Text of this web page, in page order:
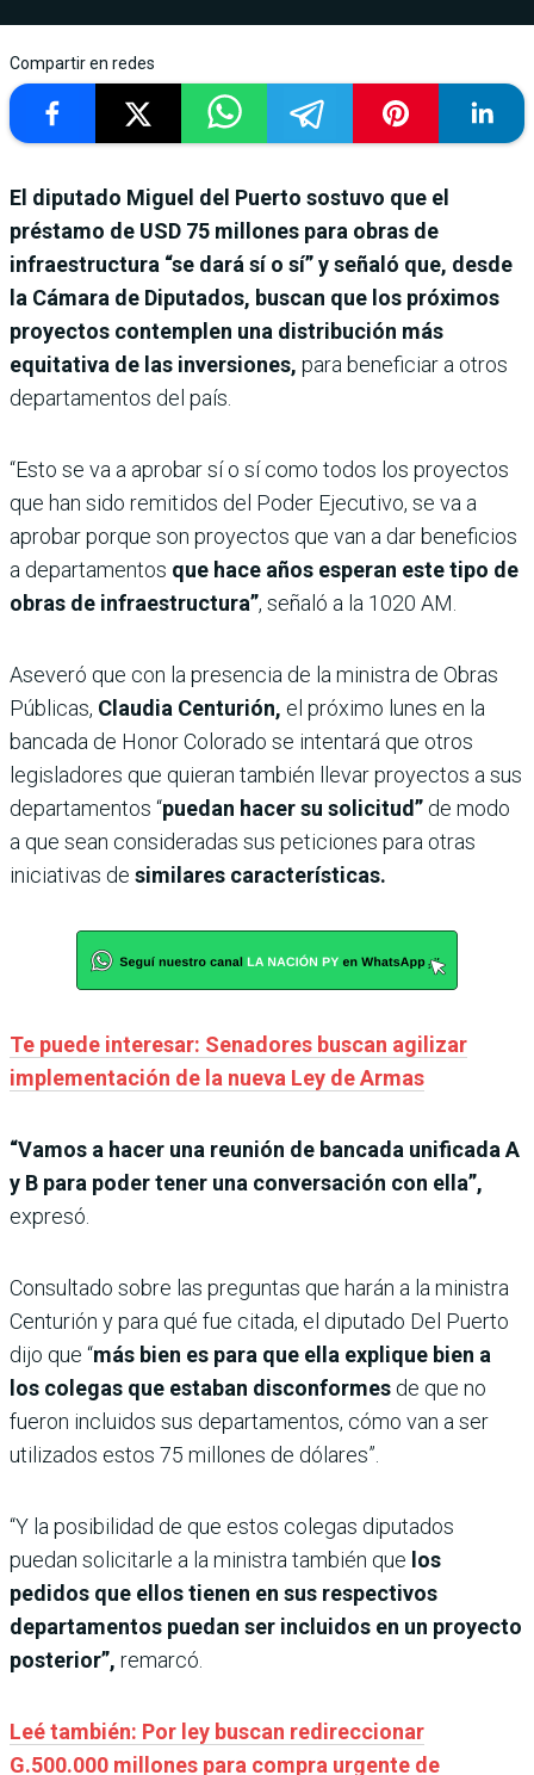
Compartir en redes
El diputado Miguel del Puerto sostuvo que el
préstamo de USD 75 millones para obras de
infraestructura “se dará sí o sí” y señaló que, desde
la Cámara de Diputados, buscan que los próximos
proyectos contemplen una distribución más
equitativa de las inversiones, para beneficiar a otros
departamentos del país.
“Esto se va a aprobar sí o sí como todos los proyectos
que han sido remitidos del Poder Ejecutivo, se va a
aprobar porque son proyectos que van a dar beneficios
a departamentos que hace años esperan este tipo de
obras de infraestructura”, señaló a la 1020 AM.
Aseveró que con la presencia de la ministra de Obras
Públicas, Claudia Centurión, el próximo lunes en la
bancada de Honor Colorado se intentará que otros
legisladores que quieran también llevar proyectos a sus
departamentos “puedan hacer su solicitud” de modo
a que sean consideradas sus peticiones para otras
iniciativas de similares características.
Te puede interesar: Senadores buscan agilizar
implementación de la nueva Ley de Armas
“Vamos a hacer una reunión de bancada unificada A
y B para poder tener una conversación con ella”,
expresó.
Consultado sobre las preguntas que harán a la ministra
Centurión y para qué fue citada, el diputado Del Puerto
dijo que “más bien es para que ella explique bien a
los colegas que estaban disconformes de que no
fueron incluidos sus departamentos, cómo van a ser
utilizados estos 75 millones de dólares”.
“Y la posibilidad de que estos colegas diputados
puedan solicitarle a la ministra también que los
pedidos que ellos tienen en sus respectivos
departamentos puedan ser incluidos en un proyecto
posterior”, remarcó.
Leé también: Por ley buscan redireccionar
G.500.000 millones para compra urgente de